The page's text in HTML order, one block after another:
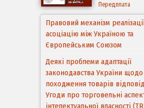
Передплата
Правовий механізм
асоціацію між Україною та
Європейським Cоюзом
Деякі проблеми адаптації
законодавства України щодо
походження товарів
Угоди про торговельні
інтелектуальної власності